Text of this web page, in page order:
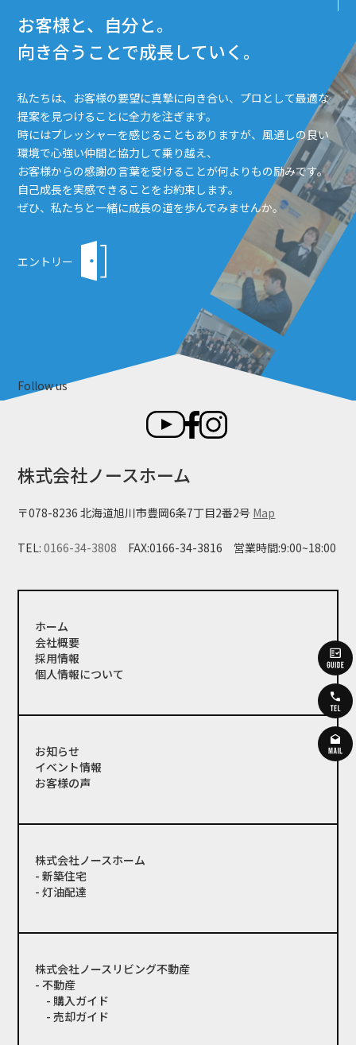
お客様と、自分と。
向き合うことで成長していく。
私たちは、お客様の要望に真摯に向き合い、プロとして最適な
提案を見つけることに全力を注ぎます。
時にはプレッシャーを感じることもありますが、風通しの良い
環境で心強い仲間と協力して乗り越え、
お客様からの感謝の言葉を受けることが何よりもの励みです。
自己成長を実感できることをお約束します。
ぜひ、私たちと一緒に成長の道を歩んでみませんか。
エントリー
Follow us
ホーム
会社概要
採用情報
個人情報について
お知らせ
イベント情報
お客様の声
株式会社ノースホーム
- 新築住宅
- 灯油配達
株式会社ノースリビング不動産
- 不動産
- 購入ガイド
- 売却ガイド
株式会社ノースホーム
〒078-8236 北海道旭川市豊岡6条7丁目2番2号 Map
TEL:0166-34-3808 FAX:0166-34-3816 営業時間:9:00~18:00